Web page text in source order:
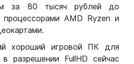
за 80 тысяч рублей до
AMD Ryzen и
хороший игровой ПК для
разрешении FullHD сейчас